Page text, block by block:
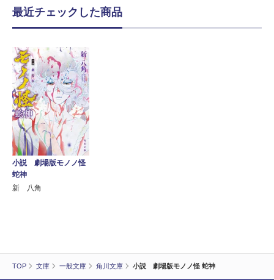
TOP 文庫 一般文庫 角川文庫 小説 劇場版モノノ怪 蛇神
最近チェックした商品
小説 劇場版モノノ怪
蛇神
新 八角